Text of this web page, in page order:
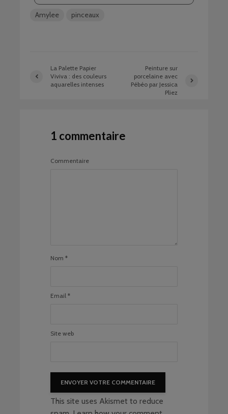
Amylee pinceaux
La Palette Papier
Viviva : des couleurs
aquarelles intenses
Peinture sur
porcelaine avec
Pébéo par Jessica
Pliez
1 commentaire
Commentaire
Nom *
Email *
Site web
This site uses Akismet to reduce